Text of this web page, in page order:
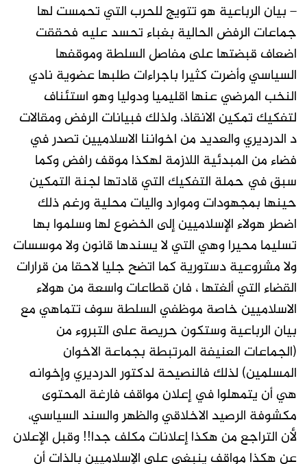
– بيان الرباعية هو تتويج للحرب التي تحمست لها
جماعات الرفض الحالية بغباء تحسد عليه فحققت
اضعاف قبضتها على مفاصل السلطة وموقفها
السياسي وأضرت كثيرا باجراءات طلبها عضوية نادي
النخب المرضي عنها اقليميا ودوليا وهو استئناف
لتفكيك تمكين الانقاذ، ولذلك فبيانات الرفض ومقالات
د الدرديري والعديد من اخواننا الاسلاميين تصدر في
فضاء من المبدئية اللازمة لهكذا موقف رافض وكما
سبق في حملة التفكيك التي قادتها لجنة التمكين
حينها بمجهودات وموارد واليات محلية ورغم ذلك
اضطر هولاء الإسلاميين إلى الخضوع لها وسلموا بها
تسليما محيرا وهي التي لا يسندها قانون ولا موسسات
ولا مشروعية دستورية كما اتضح جليا لاحقا من قرارات
القضاء التي ألغتها ، فان قطاعات واسعة من هولاء
الاسلاميين خاصة موظفي السلطة سوف تتماهي مع
بيان الرباعية وستكون حريصة على التبروء من
(الجماعات العنيفة المرتبطة بجماعة الاخوان
المسلمين) لذلك فالنصيحة لدكتور الدرديري وإخوانه
هي أن يتمهلوا في إعلان مواقف فارغة المحتوى
مكشوفة الرصيد الاخلاقي والظهر والسند السياسي،
لأن التراجع من هكذا إعلانات مكلف جدا!! وقبل الإعلان
عن هكذا مواقف ينبغي على الإسلاميين بالذات أن